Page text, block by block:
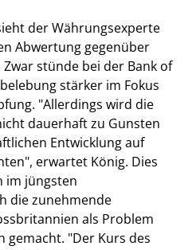
der Währungsexperte
Abwertung gegenüber
stünde bei der Bank of
stärker im Fokus
"Allerdings wird die
dauerhaft zu Gunsten
Entwicklung auf
erwartet König. Dies
im jüngsten
die zunehmende
als Problem
gemacht. "Der Kurs des